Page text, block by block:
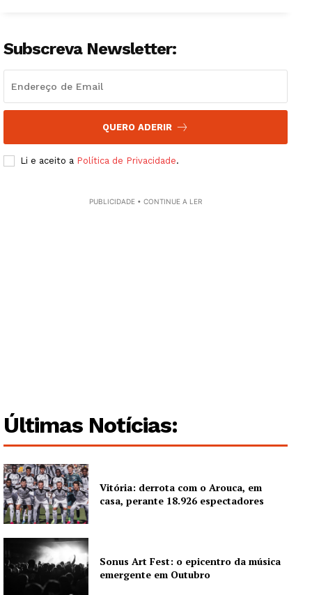
Institucional
Artigos
Subscreva Newsletter:
QUERO ADERIR
Li e aceito a Política de Privacidade.
PUBLICIDADE • CONTINUE A LER
Últimas Notícias:
Vitória: derrota com o Arouca, em
casa, perante 18.926 espectadores
Sonus Art Fest: o epicentro da música
emergente em Outubro